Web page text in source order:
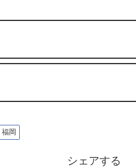
福岡
シェアする